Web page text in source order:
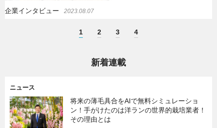
企業インタビュー 2023.08.07
1 2 3 4
新着連載
ニュース
将来の薄毛具合をAIで無料シミュレーショ
ン！手がけたのは洋ランの世界的栽培業者！
その理由とは